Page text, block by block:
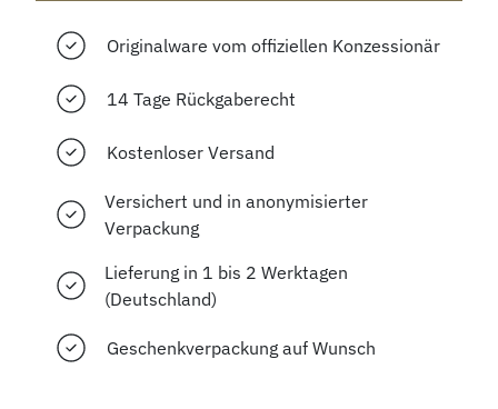
Originalware vom offiziellen Konzessionär
14 Tage Rückgaberecht
Kostenloser Versand
Versichert und in anonymisierter
Verpackung
Lieferung in 1 bis 2 Werktagen
(Deutschland)
Geschenkverpackung auf Wunsch